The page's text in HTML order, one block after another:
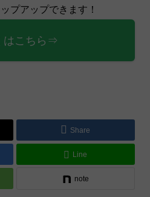
プアップできます！
はこちら⇒
Share
Line
note